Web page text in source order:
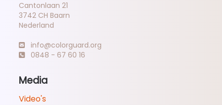
Cantonlaan 21
3742 CH Baarn
Nederland
info@colorguard.org
0848 - 67 60 16
Media
Video's